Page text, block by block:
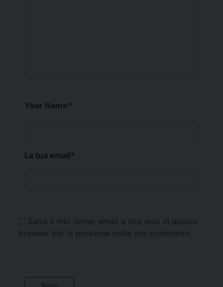
Your Name*
La tua email*
Salva il mio nome, email e sito web in questo
browser per la prossima volta che commento.